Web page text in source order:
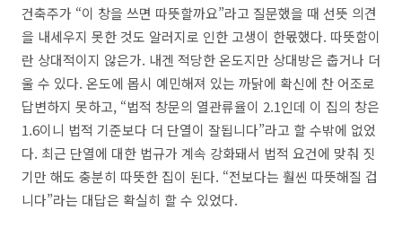
건축주가 “이 창을 쓰면 따뜻할까요”라고 질문했을 때 선뜻 의견
을 내세우지 못한 것도 알러지로 인한 고생이 한몫했다. 따뜻함이
란 상대적이지 않은가. 내겐 적당한 온도지만 상대방은 춥거나 더
울 수 있다. 온도에 몹시 예민해져 있는 까닭에 확신에 찬 어조로
답변하지 못하고, “법적 창문의 열관류율이 2.1인데 이 집의 창은
1.6이니 법적 기준보다 더 단열이 잘됩니다”라고 할 수밖에 없었
다. 최근 단열에 대한 법규가 계속 강화돼서 법적 요건에 맞춰 짓
기만 해도 충분히 따뜻한 집이 된다. “전보다는 훨씬 따뜻해질 겁
니다”라는 대답은 확실히 할 수 있었다.